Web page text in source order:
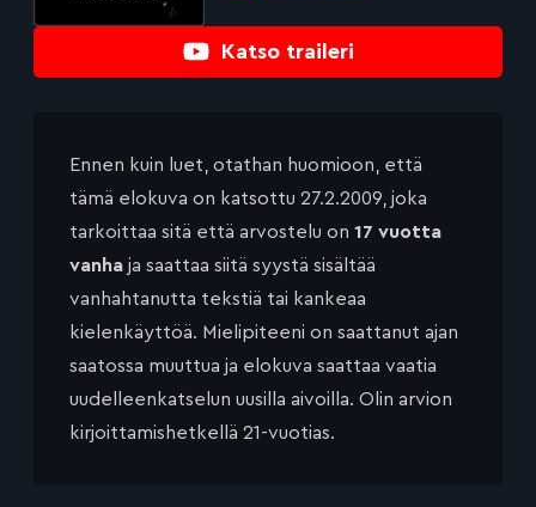
Katso traileri
Ennen kuin luet, otathan huomioon, että
tämä elokuva on katsottu 27.2.2009, joka
tarkoittaa sitä että arvostelu on 17 vuotta
vanha ja saattaa siitä syystä sisältää
vanhahtanutta tekstiä tai kankeaa
kielenkäyttöä. Mielipiteeni on saattanut ajan
saatossa muuttua ja elokuva saattaa vaatia
uudelleenkatselun uusilla aivoilla. Olin arvion
kirjoittamishetkellä 21-vuotias.